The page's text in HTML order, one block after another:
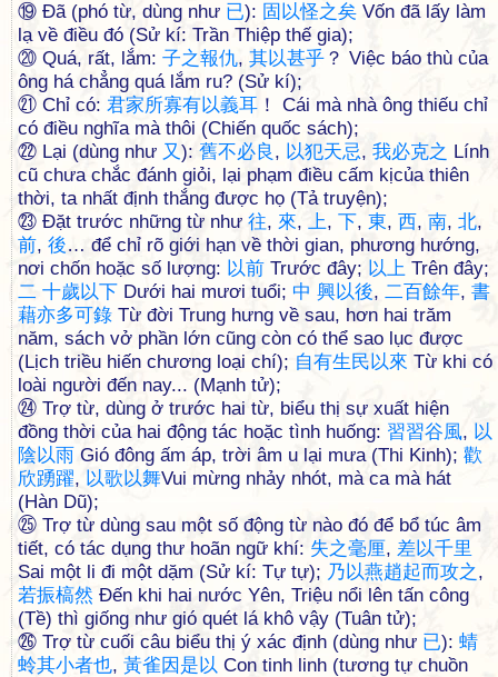
⑲ Đã (phó từ, dùng như 已): 固 以怪之矣 Vốn đã lấy làm
lạ về điều đó (Sử kí: Trần Thiệp thế gia);
⑳ Quá, rất, lắm: 子之報仇, 其以甚乎 ？ Việc báo thù của
ông há chẳng quá lắm ru? (Sử kí);
㉑ Chỉ có: 君家所寡有以義耳 ！ Cái mà nhà ông thiếu chỉ
có điều nghĩa mà thôi (Chiến quốc sách);
㉒ Lại (dùng như 又): 舊不必良 , 以犯天忌, 我必克之 Lính
cũ chưa chắc đánh giỏi, lại phạm điều cấm kịcủa thiên
thời, ta nhất định thắng được họ (Tả truyện);
㉓ Đặt trước những từ như 往, 來, 上, 下, 東, 西, 南, 北,
前, 後… để chỉ rõ giới hạn về thời gian, phương hướng,
nơi chốn hoặc số lượng: 以前 Trước đây; 以上 Trên đây;
二 十歲以下 Dưới hai mươi tuổi; 中 興以後, 二百餘年, 書
藉亦多可錄 Từ đời Trung hưng về sau, hơn hai trăm
năm, sách vở phần lớn cũng còn có thể sao lục được
(Lịch triều hiến chương loại chí); 自有生 民以來 Từ khi có
loài người đến nay... (Mạnh tử);
㉔ Trợ từ, dùng ở trước hai từ, biểu thị sự xuất hiện
đồng thời của hai động tác hoặc tình huống: 習習谷風, 以
陰以雨 Gió đông ấm áp, trời âm u lại mưa (Thi Kinh); 歡
欣踴躍, 以歌以舞Vui mừng nhảy nhót, mà ca mà hát
(Hàn Dũ);
㉕ Trợ từ dùng sau một số động từ nào đó để bổ túc âm
tiết, có tác dụng thư hoãn ngữ khí: 失之毫厘, 差以千里
Sai một li đi một dặm (Sử kí: Tự tự); 乃以燕趙起而攻之,
若振槁然 Đến khi hai nước Yên, Triệu nổi lên tấn công
(Tề) thì giống như gió quét lá khô vậy (Tuân tử);
㉖ Trợ từ cuối câu biểu thị ý xác định (dùng như 已): 蜻
蛉其小者也, 黃雀因 是以 Con tinh linh (tương tự chuồn